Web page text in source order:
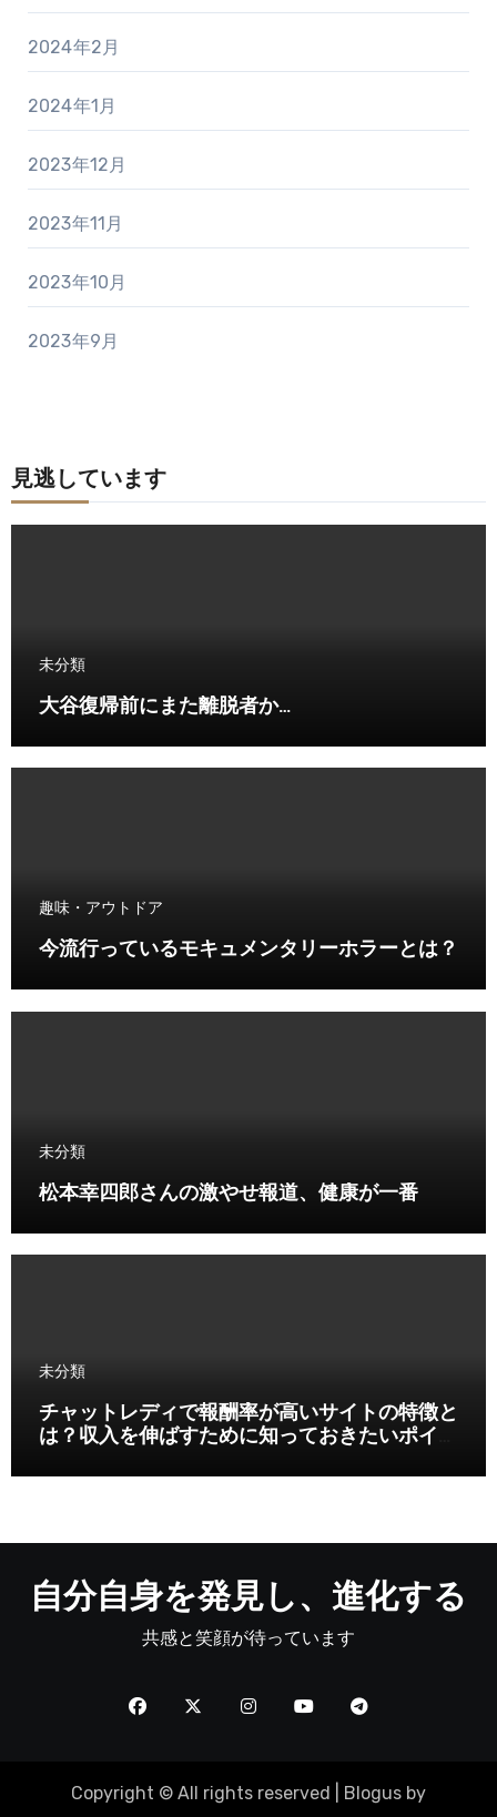
2024年2月
2024年1月
2023年12月
2023年11月
2023年10月
2023年9月
見逃しています
未分類
大谷復帰前にまた離脱者か…
趣味・アウトドア
今流行っているモキュメンタリーホラーとは？
未分類
松本幸四郎さんの激やせ報道、健康が一番
未分類
チャットレディで報酬率が高いサイトの特徴と
は？収入を伸ばすために知っておきたいポイン
自分自身を発見し、進化する
共感と笑顔が待っています
Copyright © All rights reserved Blogus by